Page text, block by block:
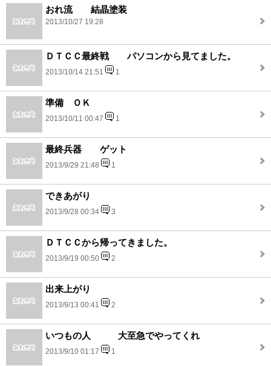
おれ流 結晶塗装
2013/10/27 19:28
ＤＴＣＣ最終戦 パソコンから見てました。
2013/10/14 21:51 1
準備 ＯＫ
2013/10/11 00:47 1
最終兵器 ゲット
2013/9/29 21:48 1
できあがり
2013/9/28 00:34 3
ＤＴＣＣから帰ってきました。
2013/9/19 00:50 2
出来上がり
2013/9/13 00:41 2
いつもの人 大至急でやってくれ
2013/9/10 01:17 1